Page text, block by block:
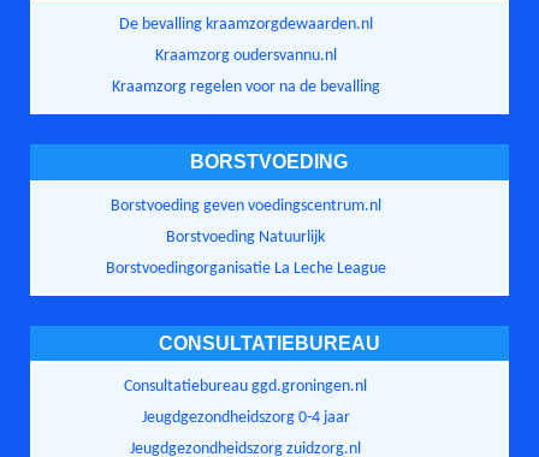
De bevalling kraamzorgdewaarden.nl
Kraamzorg oudersvannu.nl
Kraamzorg regelen voor na de bevalling
BORSTVOEDING
Borstvoeding geven voedingscentrum.nl
Borstvoeding Natuurlijk
Borstvoedingorganisatie La Leche League
CONSULTATIEBUREAU
Consultatiebureau ggd.groningen.nl
Jeugdgezondheidszorg 0-4 jaar
Jeugdgezondheidszorg zuidzorg.nl